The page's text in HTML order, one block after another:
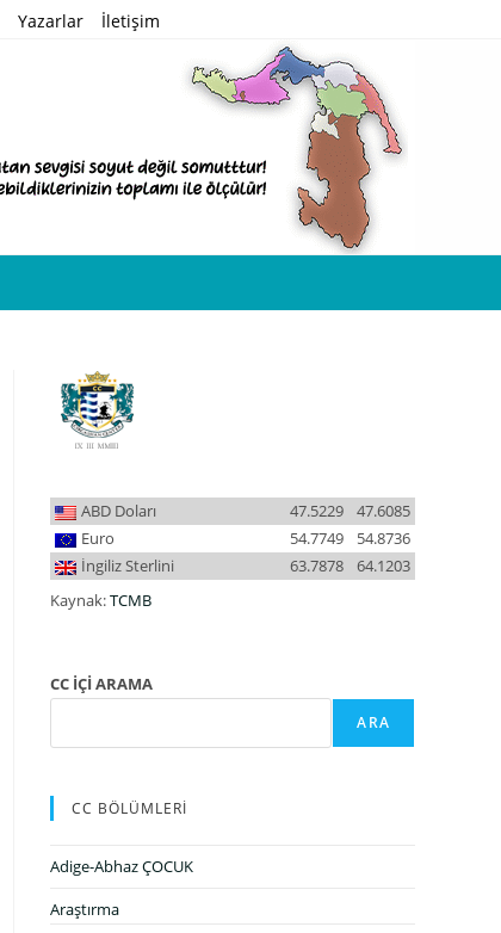
Yazarlar İletişim
ABD Doları 47.6085
47.5229
Euro
54.8736
54.7749
İngiliz Sterlini
64.1203
63.7878
Kaynak:TCMB
CC İÇİ ARAMA
ARA
CC BÖLÜMLERİ
Adige-Abhaz ÇOCUK
Araştırma